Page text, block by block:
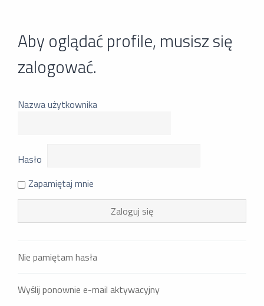
Aby oglądać profile, musisz się
zalogować.
Nazwa użytkownika
Hasło
Zapamiętaj mnie
Nie pamiętam hasła
Wyślij ponownie e-mail aktywacyjny